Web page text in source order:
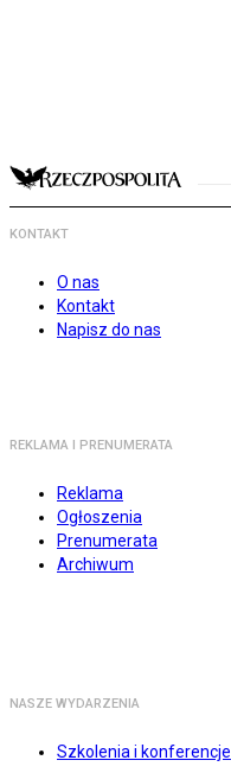
KONTAKT
O nas
Kontakt
Napisz do nas
REKLAMA I PRENUMERATA
Reklama
Ogłoszenia
Prenumerata
Archiwum
NASZE WYDARZENIA
Szkolenia i konferencje